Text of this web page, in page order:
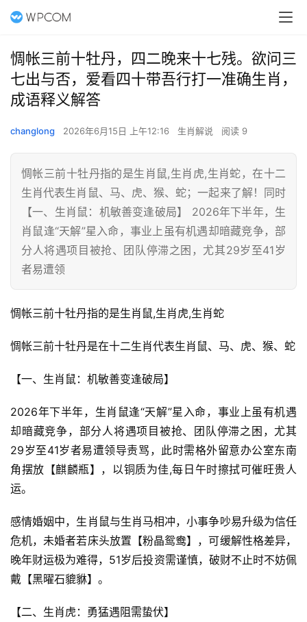
惆帐三前十牡丹，四二晚来十七残。欲问三
七出与否，爱看四十带吾行打一准确生肖，
成语释义解答
changlong 2026年6月15日 上午12:16 生肖解说 阅读 9
惆帐三前十牡丹指的是生肖鼠,生肖虎,生肖蛇，在十二
生肖代表生肖鼠、马、虎、猴、蛇；一起来了解！同时
【一、生肖鼠：机敏善变逢破局】 2026年下半年，生
肖鼠逢“天解”星入命，事业上虽有机遇却暗藏竞争，部
分人将遇项目被抢、团队停滞之困，尤其29岁至41岁
者易遭领
惆帐三前十牡丹指的是生肖鼠,生肖虎,生肖蛇
惆帐三前十牡丹是在十二生肖代表生肖鼠、马、虎、猴、蛇
【一、生肖鼠：机敏善变逢破局】
2026年下半年，生肖鼠逢“天解”星入命，事业上虽有机遇
却暗藏竞争，部分人将遇项目被抢、团队停滞之困，尤其
29岁至41岁者易遭领导责骂，此时需格外留意办公室东南
角摆放【麒麟瓶】，以铜质为佳,每日午时擦拭可催旺贵人
运。
感情婚姻中，生肖鼠与生肖马相冲，小事争吵易升级为信任
危机，未婚者若床头放置【粉晶鸳鸯】，可缓解性格差异，
晚年财运极为难得，51岁后投资需谨慎，破财不止时不妨佩
戴【黑曜石貔貅】。
【二、生肖虎：勇猛遇阻需蛰伏】